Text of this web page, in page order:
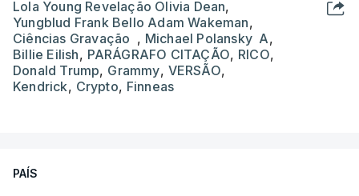
Lola Young Revelação Olivia Dean,
Yungblud Frank Bello Adam Wakeman,
Ciências Gravação , Michael Polansky A,
Billie Eilish, PARÁGRAFO CITAÇÃO, RICO,
Donald Trump, Grammy, VERSÃO,
Kendrick, Crypto, Finneas
PAÍS